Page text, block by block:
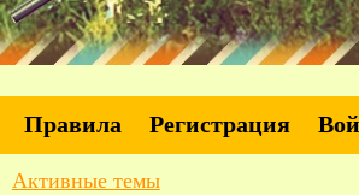
Правила Регистрация
Активные темы